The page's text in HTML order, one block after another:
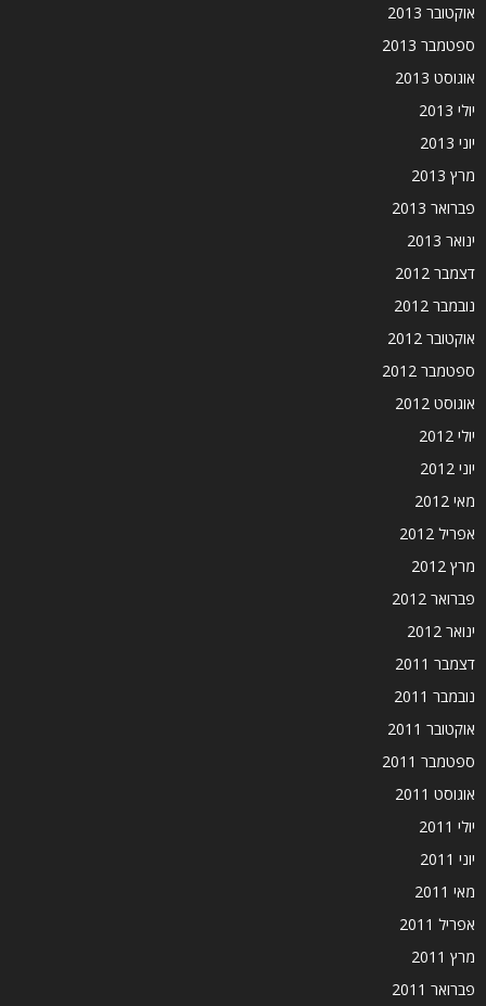
אוקטובר 2013
ספטמבר 2013
אוגוסט 2013
יולי 2013
יוני 2013
מרץ 2013
פברואר 2013
ינואר 2013
דצמבר 2012
נובמבר 2012
אוקטובר 2012
ספטמבר 2012
אוגוסט 2012
יולי 2012
יוני 2012
מאי 2012
אפריל 2012
מרץ 2012
פברואר 2012
ינואר 2012
דצמבר 2011
נובמבר 2011
אוקטובר 2011
ספטמבר 2011
אוגוסט 2011
יולי 2011
יוני 2011
מאי 2011
אפריל 2011
מרץ 2011
פברואר 2011